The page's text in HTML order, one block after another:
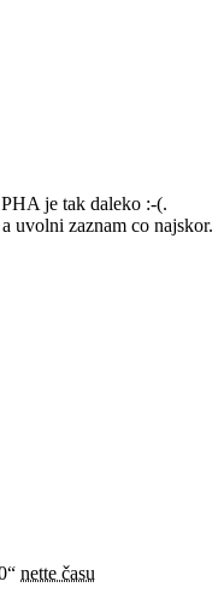
je tak daleko :-(.
uvolni zaznam co najskor.
nette času